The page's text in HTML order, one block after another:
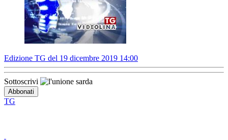
Edizione TG del 19 dicembre 2019 14:00
Sottoscrivi
TG